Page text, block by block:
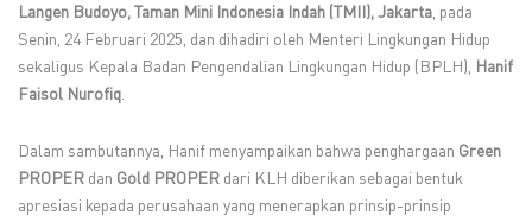
Langen Budoyo, Taman Mini Indonesia Indah (TMII), Jakarta, pada
Senin, 24 Februari 2025, dan dihadiri oleh Menteri Lingkungan Hidup
sekaligus Kepala Badan Pengendalian Lingkungan Hidup (BPLH), Hanif
Faisol Nurofiq.
Dalam sambutannya, Hanif menyampaikan bahwa penghargaan Green
PROPER dan Gold PROPER dari KLH diberikan sebagai bentuk
apresiasi kepada perusahaan yang menerapkan prinsip-prinsip